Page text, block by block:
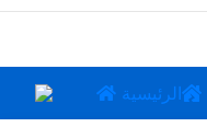
الرئيسية